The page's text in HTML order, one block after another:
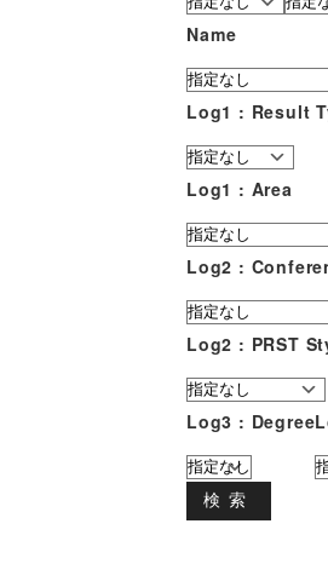
Name
Log1 : Result
Log1 : Area
Log2 :
Log2 : PRST
Log3 : Degree
検索